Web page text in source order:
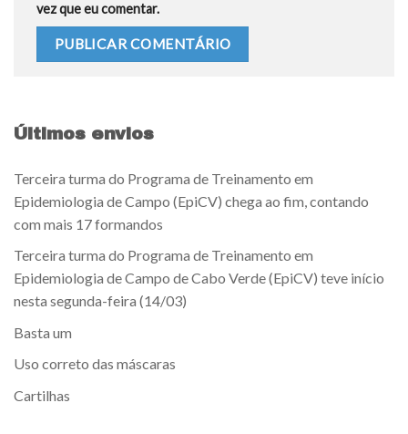
vez que eu comentar.
Últimos envios
Terceira turma do Programa de Treinamento em
Epidemiologia de Campo (EpiCV) chega ao fim, contando
com mais 17 formandos
Terceira turma do Programa de Treinamento em
Epidemiologia de Campo de Cabo Verde (EpiCV) teve início
nesta segunda-feira (14/03)
Basta um
Uso correto das máscaras
Cartilhas